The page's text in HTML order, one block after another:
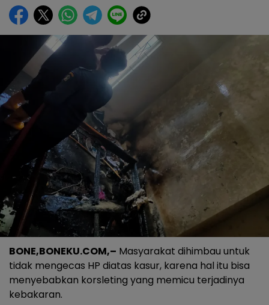
BONE,BONEKU.COM,– Masyarakat dihimbau untuk
tidak mengecas HP diatas kasur, karena hal itu bisa
menyebabkan korsleting yang memicu terjadinya
kebakaran.